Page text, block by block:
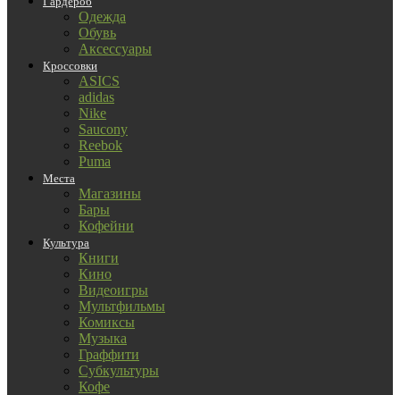
Одежда
Обувь
Аксессуары
Кроссовки
ASICS
adidas
Nike
Saucony
Reebok
Puma
Места
Магазины
Бары
Кофейни
Культура
Книги
Кино
Видеоигры
Мультфильмы
Комиксы
Музыка
Граффити
Субкультуры
Кофе